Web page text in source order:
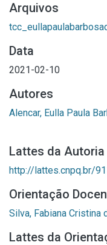
Arquivos
Data
2021-02-10
Autores
Alencar, Eulla Paula
Lattes da Autoria
http://lattes.cnpq.br/
Orientação
Silva, Fabiana Cristina
Lattes da